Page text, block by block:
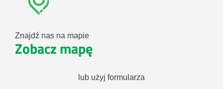
Znajdź nas na mapie
Zobacz mapę
lub użyj formularza